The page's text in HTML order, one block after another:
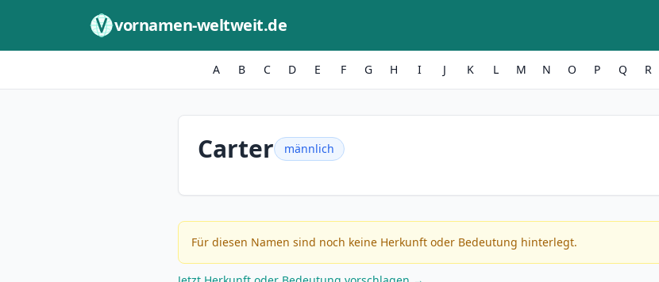
vornamen-weltweit.de
A B C D E F G H I J K L M N O P Q R
Carter männlich
Für diesen Namen sind noch keine Herkunft oder Bedeutung hinterlegt.